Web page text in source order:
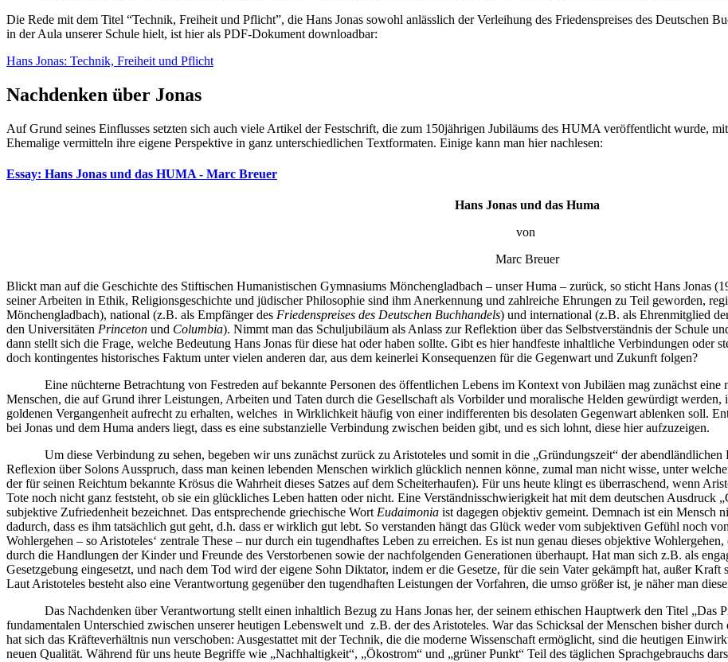
Die Rede mit dem Titel “Technik, Freiheit und Pflicht”, die Hans Jonas sowohl anlässlich der Verleihung des Friedenspreises des Deutschen
in der Aula unserer Schule hielt, ist hier als PDF-Dokument downloadbar:
Hans Jonas: Technik, Freiheit und Pflicht
Nachdenken über Jonas
Auf Grund seines Einflusses setzten sich auch viele Artikel der Festschrift, die zum 150jährigen Jubiläums des HUMA veröffentlicht wurde,
Ehemalige vermitteln ihre eigene Perspektive in ganz unterschiedlichen Textformaten. Einige kann man hier nachlesen:
Essay: Hans Jonas und das HUMA - Marc Breuer
Hans Jonas und das Huma
von
Marc Breuer
Blickt man auf die Geschichte des Stiftischen Humanistischen Gymnasiums Mönchengladbach – unser Huma – zurück, so sticht Hans Jonas
seiner Arbeiten in Ethik, Religionsgeschichte und jüdischer Philosophie sind ihm Anerkennung und zahlreiche Ehrungen zu Teil geworden,
Mönchengladbach), national (z.B. als Empfänger des Friedenspreises des Deutschen Buchhandels) und international (z.B. als Ehrenmitglied
den Universitäten Princeton und Columbia). Nimmt man das Schuljubiläum als Anlass zur Reflektion über das Selbstverständnis der Schule
dann stellt sich die Frage, welche Bedeutung Hans Jonas für diese hat oder haben sollte. Gibt es hier handfeste inhaltliche Verbindungen oder
doch kontingentes historisches Faktum unter vielen anderen dar, aus dem keinerlei Konsequenzen für die Gegenwart und Zukunft folgen?
Eine nüchterne Betrachtung von Festreden auf bekannte Personen des öffentlichen Lebens im Kontext von Jubiläen mag zunächst eine
Menschen, die auf Grund ihrer Leistungen, Arbeiten und Taten durch die Gesellschaft als Vorbilder und moralische Helden gewürdigt
goldenen Vergangenheit aufrecht zu erhalten, welches in Wirklichkeit häufig von einer indifferenten bis desolaten Gegenwart ablenken soll.
bei Jonas und dem Huma anders liegt, dass es eine substanzielle Verbindung zwischen beiden gibt, und es sich lohnt, diese hier aufzuzeigen.
Um diese Verbindung zu sehen, begeben wir uns zunächst zurück zu Aristoteles und somit in die „Gründungszeit“ der abendländlichen
Reflexion über Solons Ausspruch, dass man keinen lebenden Menschen wirklich glücklich nennen könne, zumal man nicht wisse, unter
der für seinen Reichtum bekannte Krösus die Wahrheit dieses Satzes auf dem Scheiterhaufen). Für uns heute klingt es überraschend, wenn
Tote noch nicht ganz feststeht, ob sie ein glückliches Leben hatten oder nicht. Eine Verständnisschwierigkeit hat mit dem deutschen Ausdruck
subjektive Zufriedenheit bezeichnet. Das entsprechende griechische Wort Eudaimonia ist dagegen objektiv gemeint. Demnach ist ein Mensch
dadurch, dass es ihm tatsächlich gut geht, d.h. dass er wirklich gut lebt. So verstanden hängt das Glück weder vom subjektiven Gefühl noch
Wohlergehen – so Aristoteles‘ zentrale These – nur durch ein tugendhaftes Leben zu erreichen. Es ist nun genau dieses objektive
durch die Handlungen der Kinder und Freunde des Verstorbenen sowie der nachfolgenden Generationen überhaupt. Hat man sich z.B. als
Gesetzgebung eingesetzt, und nach dem Tod wird der eigene Sohn Diktator, indem er die Gesetze, für die sein Vater gekämpft hat, außer
Laut Aristoteles besteht also eine Verantwortung gegenüber den tugendhaften Leistungen der Vorfahren, die umso größer ist, je näher man
Das Nachdenken über Verantwortung stellt einen inhaltlich Bezug zu Hans Jonas her, der seinem ethischen Hauptwerk den Titel „Das
fundamentalen Unterschied zwischen unserer heutigen Lebenswelt und z.B. der des Aristoteles. War das Schicksal der Menschen bisher
hat sich das Kräfteverhältnis nun verschoben: Ausgestattet mit der Technik, die die moderne Wissenschaft ermöglicht, sind die heutigen
neuen Qualität. Während für uns heute Begriffe wie „Nachhaltigkeit“, „Ökostrom“ und „grüner Punkt“ Teil des täglichen Sprachgebrauchs